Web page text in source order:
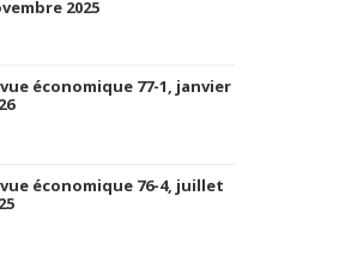
2025
économique 77-1, janvier
économique 76-4, juillet